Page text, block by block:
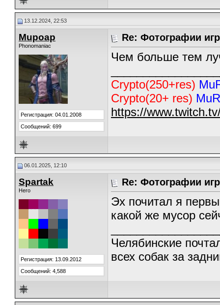
13.12.2024, 22:53
Mupoap
Phonomaniac
Регистрация: 04.01.2008
Сообщений: 699
Re: Фотографии
Чем больше тем
Crypto(250+res)
Crypto(20+ res)
https://
06.01.2025, 12:10
Spartak
Hero
Регистрация: 13.09.2012
Сообщений: 4,588
Re: Фотографии
Эх почитал я
какой же мусор
Челябинские
всех собак за